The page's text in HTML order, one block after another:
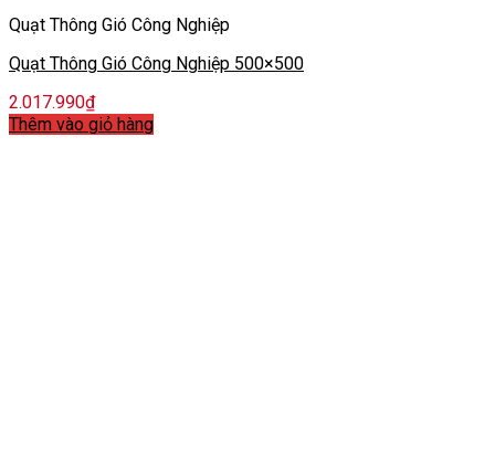
Quạt Thông Gió Công Nghiệp
Quạt Thông Gió Công Nghiệp 500×500
2.017.990₫
Thêm vào giỏ hàng